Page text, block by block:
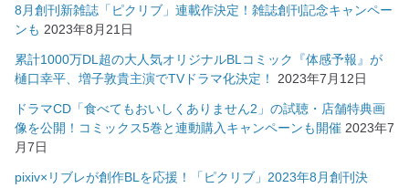
8月創刊新雑誌「ピクリブ」連載作決定！雑誌創刊記念キャンペー
ンも 2023年8月21日
累計1000万DL超の大人気オリジナルBLコミック『体感予報』が
樋口幸平、増子敦貴主演でTVドラマ化決定！
2023年7月12日
ドラマCD「食べてもおいしくありません2」の試聴・店舗特典画
像を公開！コミックス5巻と連動購入キャンペーンも開催 2023年7
月7日
pixiv×リブレが創作BLを応援！「ピクリブ」2023年8月創刊決